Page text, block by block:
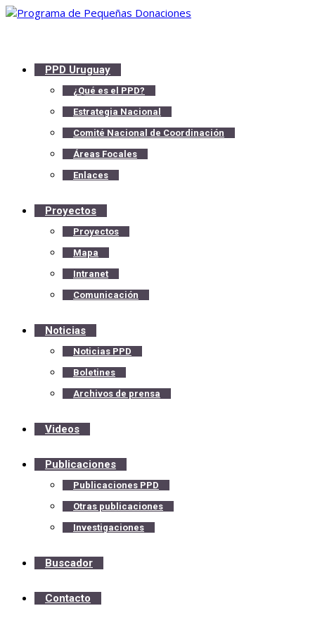
PPD Uruguay
¿Qué es el PPD?
Estrategia Nacional
Comité Nacional de Coordinación
Áreas Focales
Enlaces
Proyectos
Proyectos
Mapa
Intranet
Comunicación
Noticias
Noticias PPD
Boletines
Archivos de prensa
Videos
Publicaciones
Publicaciones PPD
Otras publicaciones
Investigaciones
Buscador
Contacto